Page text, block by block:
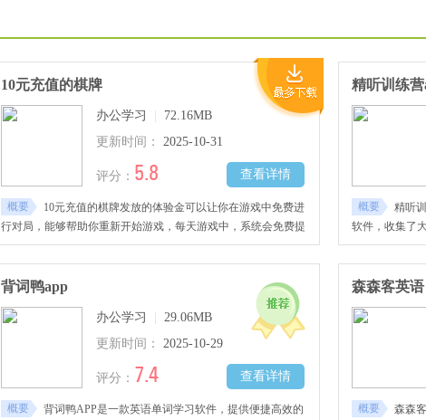
10元充值的棋牌
办公学习
72.16MB
更新时间：
2025-10-31
查看详情
评分： 5.8
概要
10元充值的棋牌发放的体验金可以让你在游戏中免费进
行对局，能够帮助你重新开始游戏，每天游戏中，系统会免费提
供三次救济金，能够更加轻松地享受游戏。还可以使用语音聊天
功能。在对局过程中，通过语音与队友或对手进行交流，分享自
己的打牌策略和想法，或者进行友好的互动。通过简单的游戏规
精听训练
概要
精听
软件，收集了
破、个性化定
声朗读，真实
奏。自动生成
弱环节，推送
力。
背词鸭app
办公学习
29.06MB
更新时间：
2025-10-29
查看详情
评分： 7.4
概要
背词鸭APP是一款英语单词学习软件，提供便捷高效的
森森客英语
概要
森森